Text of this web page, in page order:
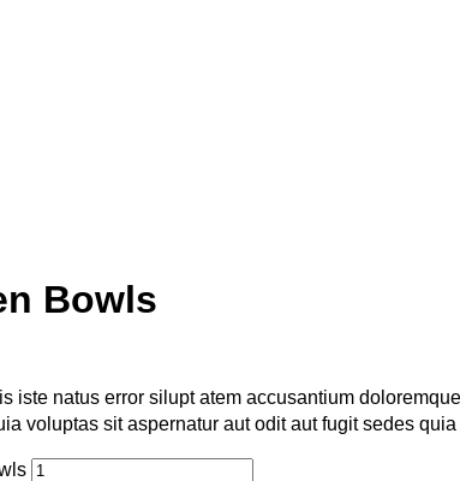
Bowls
iste natus error silupt atem accusantium
voluptas sit aspernatur aut odit aut fugit sedes